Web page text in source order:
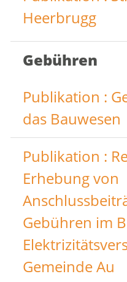
Heerbrugg
Gebühren
Publikation :
das Bauwesen
Publikation :
Erhebung von
Gebühren im
Gemeinde Au